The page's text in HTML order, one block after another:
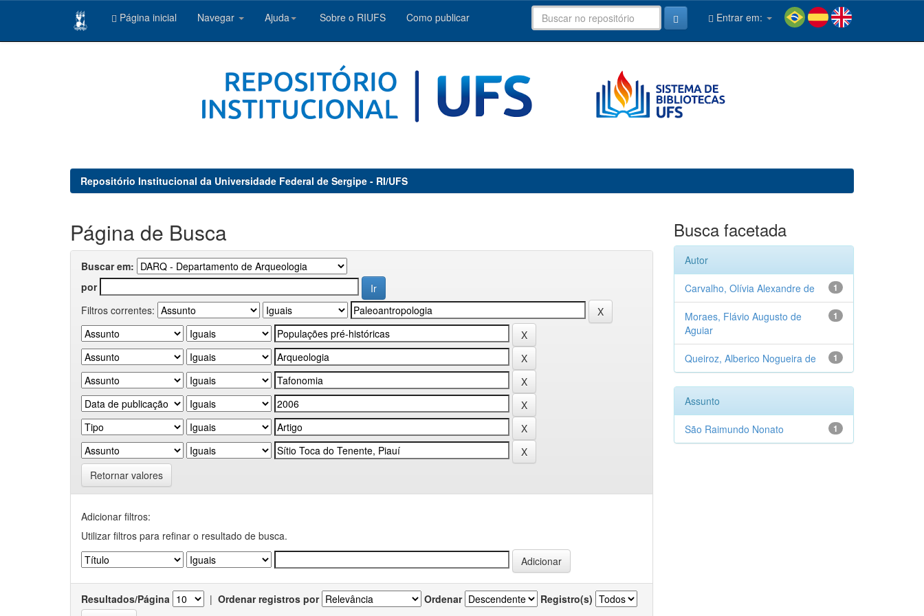
Página inicial Navegar Ajuda Sobre o RIUFS Como publicar Entrar em:
Repositório Institucional da Universidade Federal de Sergipe - RI/UFS
Página de Busca
Buscar em:
por
Filtros correntes:
Retornar valores
Adicionar filtros:
Utilizar filtros para refinar o resultado de busca.
Resultados/Página | Ordenar registros por Ordenar Registro(s)
Busca facetada
Autor
1
Carvalho, Olívia Alexandre de
1
Moraes, Flávio Augusto de
Aguiar
1
Queiroz, Alberico Nogueira de
Assunto
1
São Raimundo Nonato